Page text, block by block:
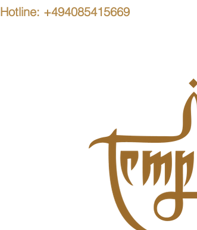
Hotline: +494085415669